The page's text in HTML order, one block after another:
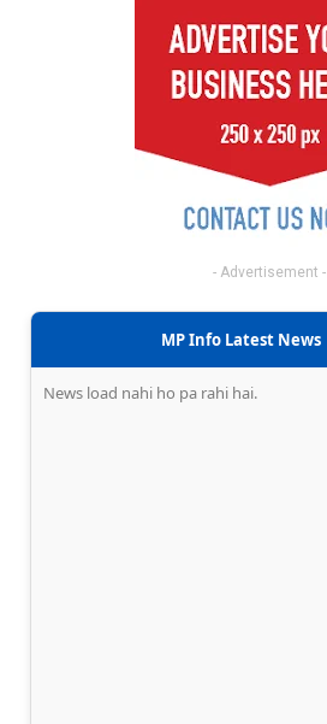
- Advertisement -
MP Info Latest News
News load nahi ho pa rahi hai.